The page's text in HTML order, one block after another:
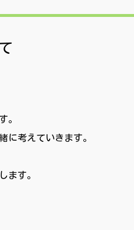
。
に考えていきます。
ます。